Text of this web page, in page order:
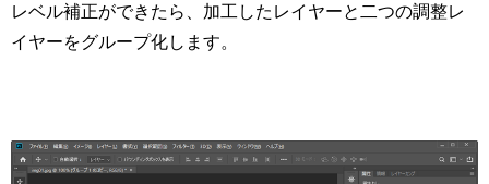
レベル補正ができたら、加工したレイヤーと二つの調整レ
イヤーをグループ化します。